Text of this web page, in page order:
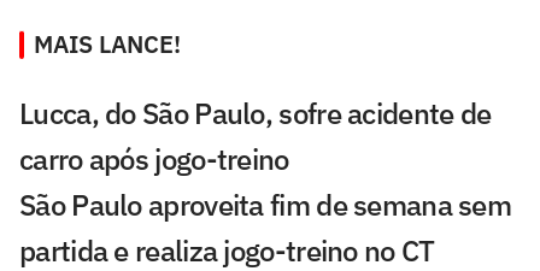
MAIS LANCE!
Lucca, do São Paulo, sofre acidente de
carro após jogo-treino
São Paulo aproveita fim de semana sem
partida e realiza jogo-treino no CT